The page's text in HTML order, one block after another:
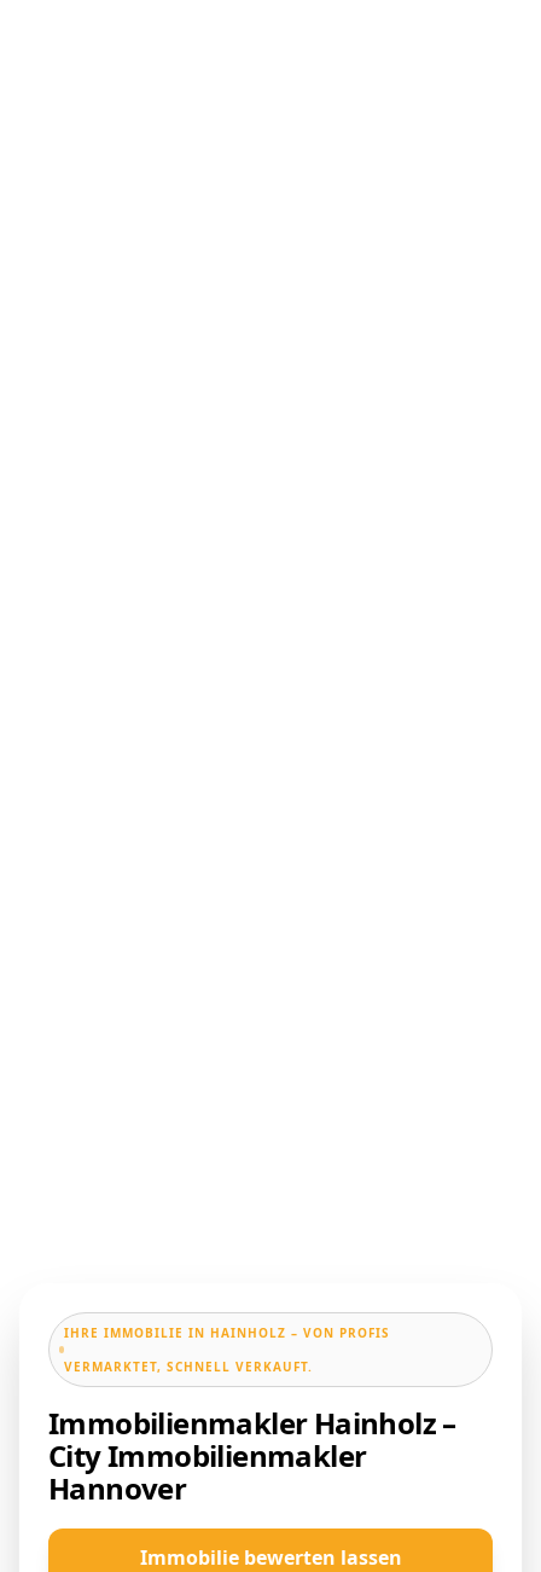
IHRE IMMOBILIE IN HAINHOLZ – VON PROFIS
VERMARKTET, SCHNELL VERKAUFT.
Immobilienmakler Hainholz –
City Immobilienmakler
Hannover
Immobilie bewerten lassen